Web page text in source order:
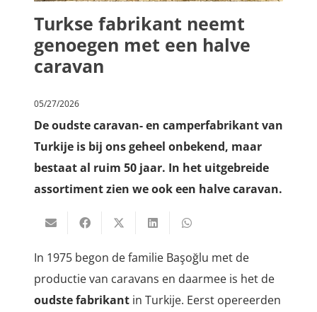
Turkse fabrikant neemt
genoegen met een halve
caravan
05/27/2026
De oudste caravan- en camperfabrikant van
Turkije is bij ons geheel onbekend, maar
bestaat al ruim 50 jaar. In het uitgebreide
assortiment zien we ook een halve caravan.
In 1975 begon de familie Başoğlu met de
productie van caravans en daarmee is het de
oudste fabrikant in Turkije. Eerst opereerden